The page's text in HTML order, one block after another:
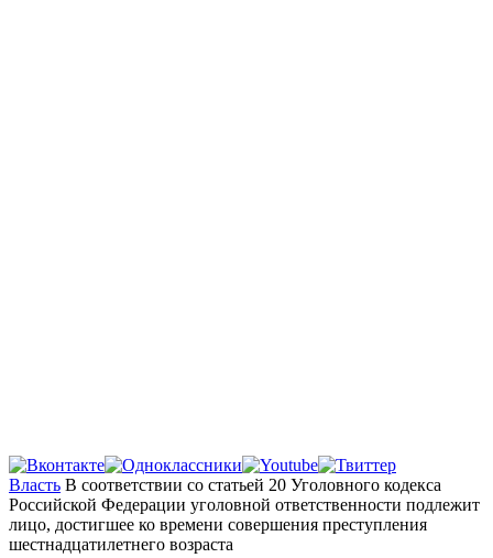
Главная
Власть В соответствии со статьей 20 Уголовного кодекса
Российской Федерации уголовной ответственности подлежит
лицо, достигшее ко времени совершения преступления
шестнадцатилетнего возраста